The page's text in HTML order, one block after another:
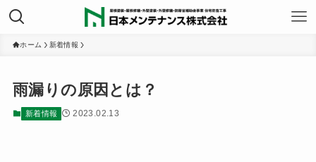
ホーム 新着情報
雨漏りの原因とは？
新着情報 2023.02.13